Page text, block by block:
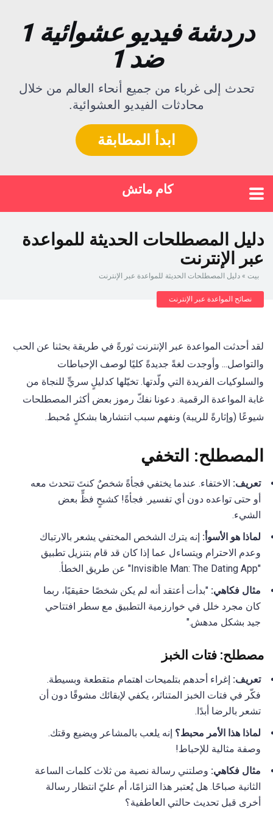
دردشة فيديو عشوائية 1
ضد 1
تحدث إلى غرباء من جميع أنحاء العالم من خلال
محادثات الفيديو العشوائية.
ابدأ المطابقة
كام ماتش
دليل المصطلحات الحديثة للمواعدة
عبر الإنترنت
بيت » دليل المصطلحات الحديثة للمواعدة عبر الإنترنت
نصائح المواعدة عبر الإنترنت
لقد أحدثت المواعدة عبر الإنترنت ثورةً في طريقة بحثنا عن الحب
والتواصل... وأوجدت لغةً جديدةً كليًا لوصف الإحباطات
والسلوكيات الفريدة التي ولّدتها. تخيّلها كدليلٍ سريٍّ للنجاة من
غابة المواعدة الرقمية. دعونا نفكّ رموز بعض أكثر المصطلحات
شيوعًا (وإثارةً للريبة) ونفهم سبب انتشارها بشكلٍ مُحبط.
المصطلح: التخفي
تعريف: الاختفاء. عندما يختفي فجأةً شخصٌ كنتَ تتحدث معه
أو حتى تواعده دون أي تفسير. فجأةً! كشبحٍ فظٍّ بعض
الشيء.
لماذا هو الأسوأ: إنه يترك الشخص المختفي يشعر بالارتباك
وعدم الاحترام ويتساءل عما إذا كان قد قام بتنزيل تطبيق
"Invisible Man: The Dating App" عن طريق الخطأ.
مثال فكاهي: "بدأت أعتقد أنه لم يكن شخصًا حقيقيًا، ربما
كان مجرد خلل في خوارزمية التطبيق مع سطر افتتاحي
جيد بشكل مدهش."
مصطلح: فتات الخبز
تعريف: إغراء أحدهم بتلميحات اهتمام متقطعة وبسيطة.
فكّر في فتات الخبز المتناثر، يكفي لإبقائك مشوقًا دون أن
تشعر بالرضا أبدًا.
لماذا هذا الأمر محبط؟ إنه يلعب بالمشاعر ويضيع وقتك.
وصفة مثالية للإحباط!
مثال فكاهي: وصلتني رسالة نصية من ثلاث كلمات الساعة
الثانية صباحًا. هل يُعتبر هذا التزامًا، أم عليّ انتظار رسالة
أخرى قبل تحديث حالتي العاطفية؟